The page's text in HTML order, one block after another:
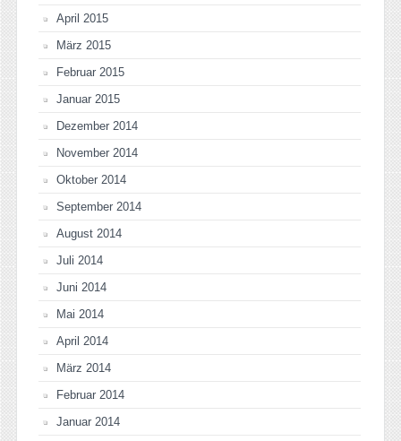
April 2015
März 2015
Februar 2015
Januar 2015
Dezember 2014
November 2014
Oktober 2014
September 2014
August 2014
Juli 2014
Juni 2014
Mai 2014
April 2014
März 2014
Februar 2014
Januar 2014